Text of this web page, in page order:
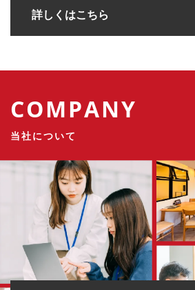
詳しくはこちら
COMPANY
当社について